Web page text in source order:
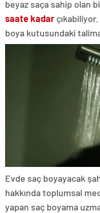
beyaz saça sahip olan
saate kadar
boya kutusundaki
Evde saç boyayacak
hakkında toplumsal
yapan saç boyama